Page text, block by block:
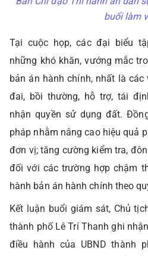
buổi làm
Tại cuộc họp, các đại biểu
những khó khăn, vướng mắc
bản án hành chính, nhất là
đai, bồi thường, hỗ trợ, tái
nhận quyền sử dụng đất.
pháp nhằm nâng cao hiệu quả
đơn vị; tăng cường kiểm tra,
đối với các trường hợp chậm
hành bản án hành chính theo
Kết luận buổi giám sát, Chủ
thành phố Lê Trí Thanh ghi
điều hành của UBND thành